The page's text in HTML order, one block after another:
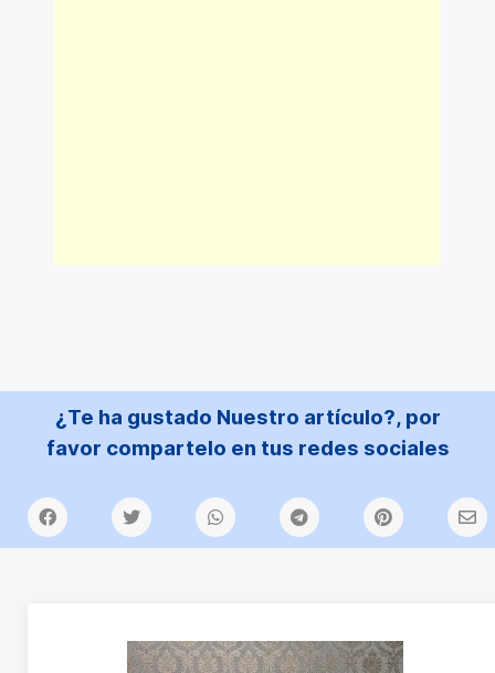
¿Te ha gustado Nuestro artículo?, por
favor compartelo en tus redes sociales